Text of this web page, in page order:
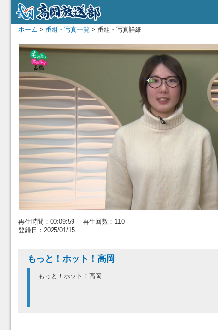
ホーム > 番組・写真一覧 > 番組・写真詳細
再生時間：00:09:59 再生回数：110
登録日：2025/01/15
もっと！ホット！高岡
もっと！ホット！高岡